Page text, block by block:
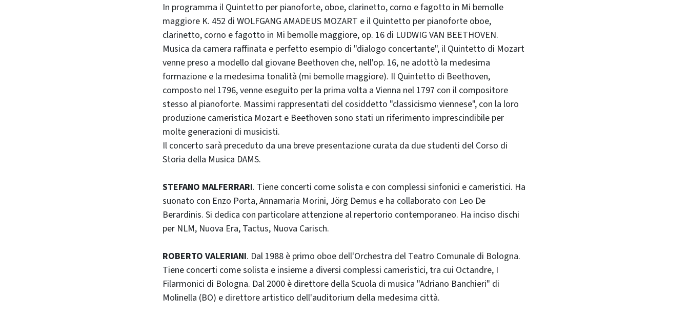
In programma il Quintetto per pianoforte, oboe, clarinetto, corno e fagotto in Mi bemolle
maggiore K. 452 di WOLFGANG AMADEUS MOZART e il Quintetto per pianoforte oboe,
clarinetto, corno e fagotto in Mi bemolle maggiore, op. 16 di LUDWIG VAN BEETHOVEN.
Musica da camera raffinata e perfetto esempio di "dialogo concertante", il Quintetto di Mozart
venne preso a modello dal giovane Beethoven che, nell'op. 16, ne adottò la medesima
formazione e la medesima tonalità (mi bemolle maggiore). Il Quintetto di Beethoven,
composto nel 1796, venne eseguito per la prima volta a Vienna nel 1797 con il compositore
stesso al pianoforte. Massimi rappresentati del cosiddetto "classicismo viennese", con la loro
produzione cameristica Mozart e Beethoven sono stati un riferimento imprescindibile per
molte generazioni di musicisti.
Il concerto sarà preceduto da una breve presentazione curata da due studenti del Corso di
Storia della Musica DAMS.
STEFANO MALFERRARI. Tiene concerti come solista e con complessi sinfonici e cameristici. Ha
suonato con Enzo Porta, Annamaria Morini, Jörg Demus e ha collaborato con Leo De
Berardinis. Si dedica con particolare attenzione al repertorio contemporaneo. Ha inciso dischi
per NLM, Nuova Era, Tactus, Nuova Carisch.
ROBERTO VALERIANI. Dal 1988 è primo oboe dell'Orchestra del Teatro Comunale di Bologna.
Tiene concerti come solista e insieme a diversi complessi cameristici, tra cui Octandre, I
Filarmonici di Bologna. Dal 2000 è direttore della Scuola di musica "Adriano Banchieri" di
Molinella (BO) e direttore artistico dell'auditorium della medesima città.